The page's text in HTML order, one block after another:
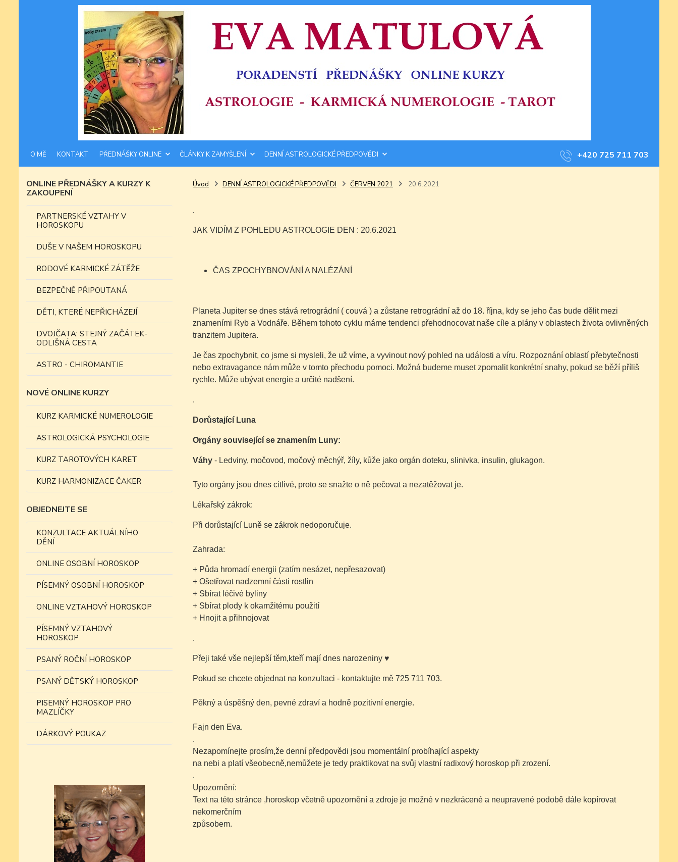
O MĚ KONTAKT PŘEDNÁŠKY ONLINE ČLÁNKY K ZAMYŠLENÍ DENNÍ ASTROLOGICKÉ PŘEDPOVĚDI +420 725 711 703
ONLINE PŘEDNÁŠKY A KURZY K
ZAKOUPENÍ
PARTNERSKÉ VZTAHY V
HOROSKOPU
DUŠE V NAŠEM HOROSKOPU
RODOVÉ KARMICKÉ ZÁTĚŽE
BEZPEČNĚ PŘIPOUTANÁ
DĚTI, KTERÉ NEPŘICHÁZEJÍ
DVOJČATA: STEJNÝ ZAČÁTEK-
ODLIŠNÁ CESTA
ASTRO - CHIROMANTIE
NOVÉ ONLINE KURZY
KURZ KARMICKÉ NUMEROLOGIE
ASTROLOGICKÁ PSYCHOLOGIE
KURZ TAROTOVÝCH KARET
KURZ HARMONIZACE ČAKER
OBJEDNEJTE SE
KONZULTACE AKTUÁLNÍHO
DĚNÍ
ONLINE OSOBNÍ HOROSKOP
PÍSEMNÝ OSOBNÍ HOROSKOP
ONLINE VZTAHOVÝ HOROSKOP
PÍSEMNÝ VZTAHOVÝ
HOROSKOP
PSANÝ ROČNÍ HOROSKOP
PSANÝ DĚTSKÝ HOROSKOP
PISEMNÝ HOROSKOP PRO
MAZLÍČKY
DÁRKOVÝ POUKAZ
Úvod DENNÍ ASTROLOGICKÉ PŘEDPOVĚDI ČERVEN 2021 20.6.2021
.
JAK VIDÍM Z POHLEDU ASTROLOGIE DEN : 20.6.2021
ČAS ZPOCHYBNOVÁNÍ A NALÉZÁNÍ
Planeta Jupiter se dnes stává retrográdní ( couvá ) a zůstane retrográdní až do 18. října, kdy se jeho čas bude dělit mezi
znameními Ryb a Vodnáře. Během tohoto cyklu máme tendenci přehodnocovat naše cíle a plány v oblastech života ovlivněných
tranzitem Jupitera.
Je čas zpochybnit, co jsme si mysleli, že už víme, a vyvinout nový pohled na události a víru. Rozpoznání oblastí přebytečnosti
nebo extravagance nám může v tomto přechodu pomoci. Možná budeme muset zpomalit konkrétní snahy, pokud se běží příliš
rychle. Může ubývat energie a určité nadšení.
.
Dorůstající Luna
Orgány související se znamením Luny:
Váhy- Ledviny, močovod, močový měchýř, žíly, kůže jako orgán doteku, slinivka, insulin, glukagon.
Tyto orgány jsou dnes citlivé, proto se snažte o ně pečovat a nezatěžovat je.
Lékařský zákrok:
Při dorůstající Luně se zákrok nedoporučuje.
Zahrada:
+ Půda hromadí energii (zatím nesázet, nepřesazovat)
+ Ošetřovat nadzemní části rostlin
+ Sbírat léčivé byliny
+ Sbírat plody k okamžitému použití
+ Hnojit a přihnojovat
.
Přeji také vše nejlepší těm,kteří mají dnes narozeniny ♥
Pokud se chcete objednat na konzultaci - kontaktujte mě 725 711 703.
Pěkný a úspěšný den, pevné zdraví a hodně pozitivní energie.
Fajn den Eva.
.
Nezapomínejte prosím,že denní předpovědi jsou momentální probíhající aspekty
na nebi a platí všeobecně,nemůžete je tedy praktikovat na svůj vlastní radixový horoskop při zrození.
.
Upozornění:
Text na této stránce ,horoskop včetně upozornění a zdroje je možné v nezkrácené a neupravené podobě dále kopírovat
nekomerčním
způsobem.